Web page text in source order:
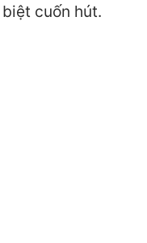
cuốn hút.